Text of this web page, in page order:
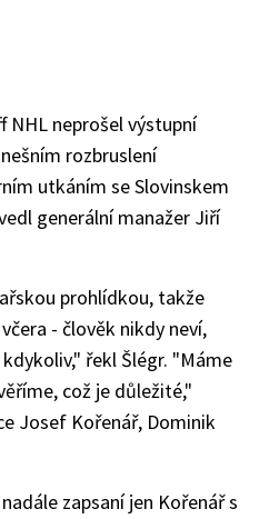
NHL neprošel výstupní
rozbruslení
utkáním se Slovinskem
generální manažer Jiří
prohlídkou, takže
- člověk nikdy neví,
řekl Šlégr. "Máme
což je důležité,"
Josef Kořenář, Dominik
zapsaní jen Kořenář s